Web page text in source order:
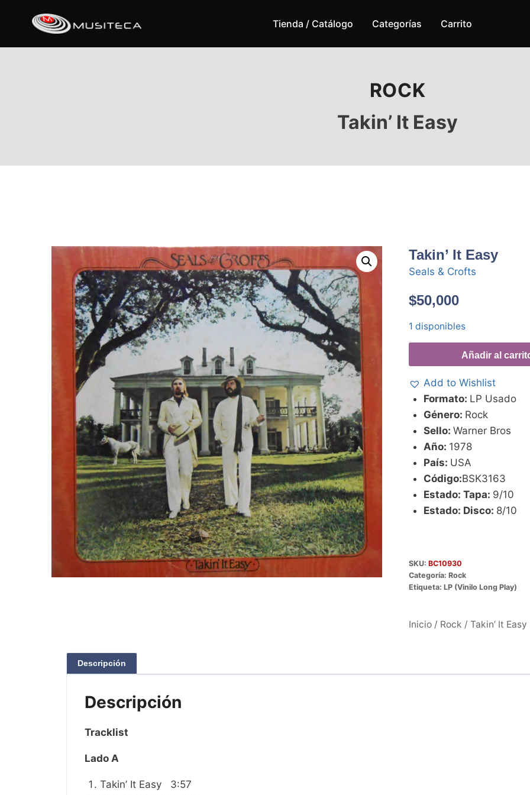
Tienda / Catálogo Categorías Carrito
ROCK
Takin’ It Easy
Takin’ It Easy
Seals & Crofts
$50,000
1 disponibles
Añadir al
Add to Wishlist
Formato: LP Usado
Género: Rock
Sello:Warner Bros
Año: 1978
País: USA
Código:BSK3163
Estado: Tapa: 9/10
Estado: Disco: 8/10
SKU: BC10930
Categoría: Rock
Etiqueta: LP (Vinilo Long Play)
Inicio/ Rock / Takin’ It Easy
Descripción
Descripción
Tracklist
Lado A
Takin’ It Easy 3:57